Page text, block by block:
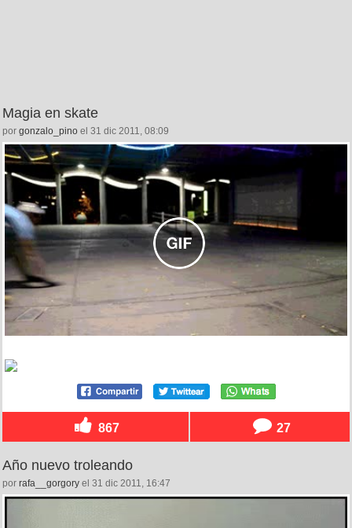
Magia en skate
por gonzalo_pino el 31 dic 2011, 08:09
867 27
Año nuevo troleando
por rafa__gorgory el 31 dic 2011, 16:47